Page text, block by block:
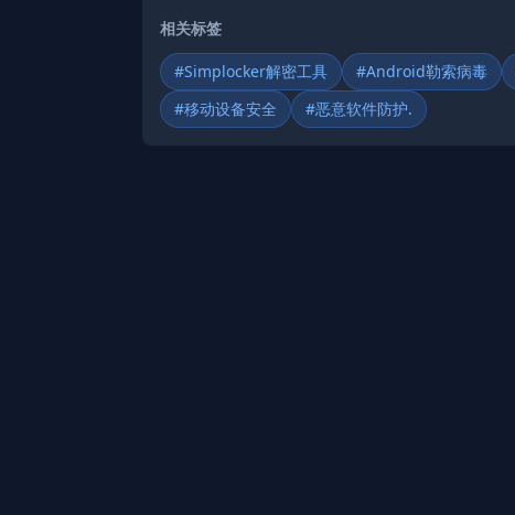
相关标签
#Simplocker解密工具 #Android勒索病毒
#移动设备安全
#恶意软件防护.